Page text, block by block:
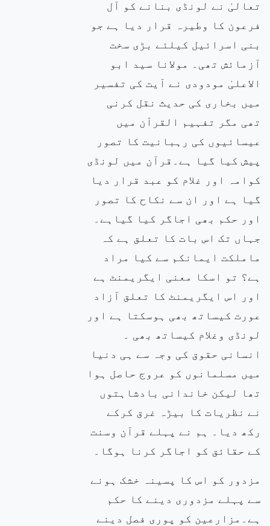
تعالیٰ نے لونڈی بنانے کو آل
فرعون کا وطیرہ قرار دیا ہے جو
بنی اسرائیل کیلئے بڑی سخت
آزمائش تھی۔ مولانا سید ابو
الاعلیٰ مودودی نے آیت کی تفسیر
میں بخاری کی حدیث نقل کرنی
تھی مگر تفہیم القرآن میں
عیسائیوں کی رہبانیت کا تصور
پیش کیا گیا ہے۔قرآن میں لونڈی
کوامہ اور غلام کو عبد قرار دیا
گیا ہے اور ان سے نکاح کا تصور
اور حکم بھی اجاگر کیا گیاہے۔
جہاں تک اس بات کا تعلق ہے کہ
ماملکت ایمانکم سے کیا مراد
ہے؟ تو اسکا معنی ایگریمنٹ ہے
اور اس ایگریمنٹ کا تعلق آزاد
عورت کیساتھ بھی ہوسکتا ہے اور
لونڈی وغلام کیساتھ بھی ۔
انسانی حقوق کی وجہ سے ہی دنیا
میں مسلمانوں کو عروج حاصل ہوا
تھا لیکن خاندانی بادشاہتوں
نے نظریات کا بیڑہ غرق کرکے
رکھ دیا۔ ہم نے پہلے قرآن وسنت
کے حقائق کو اجاگر کرنا ہوگا۔
مزدور کو اس کا پسینہ خشک ہونے
سے پہلے مزدوری دینے کا حکم
ہے۔مزارعین کو پوری فصل دینے